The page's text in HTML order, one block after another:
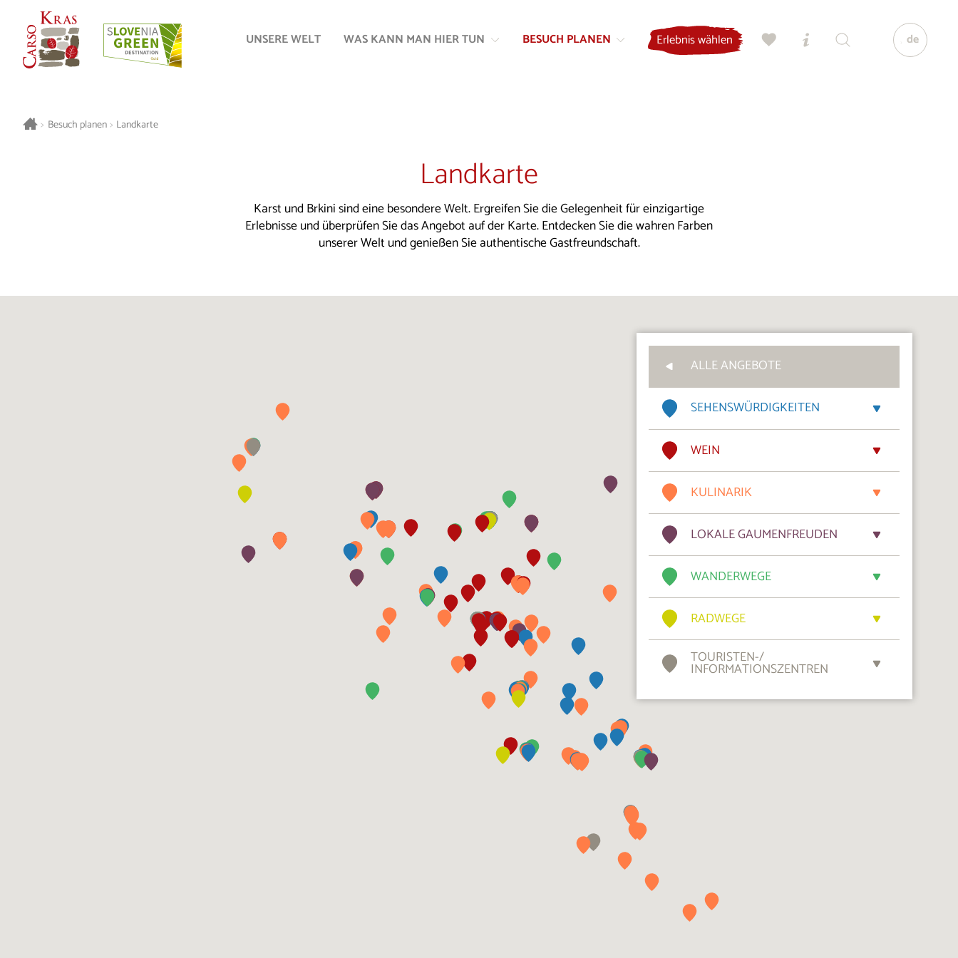
Inhalt
Navigation
UNSERE WELT WAS KANN MAN HIER TUN BESUCH PLANEN Erlebnis wählen de
> Besuch planen > Landkarte
Landkarte
Karst und Brkini sind eine besondere Welt. Ergreifen Sie die Gelegenheit für einzigartige
Erlebnisse und überprüfen Sie das Angebot auf der Karte. Entdecken Sie die wahren Farben
unserer Welt und genießen Sie authentische Gastfreundschaft.
ALLE ANGEBOTE
SEHENSWÜRDIGKEITEN
WEIN
KULINARIK
LOKALE GAUMENFREUDEN
WANDERWEGE
RADWEGE
TOURISTEN-/
INFORMATIONSZENTREN